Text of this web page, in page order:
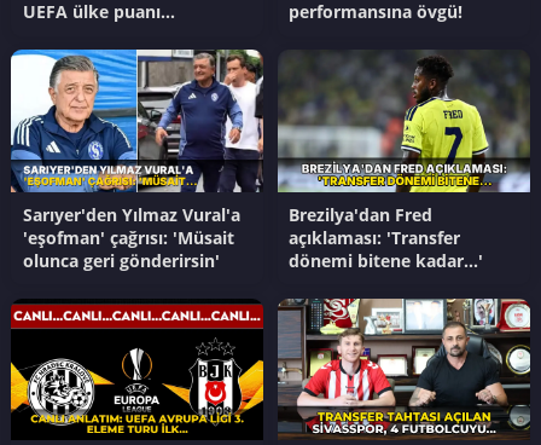
UEFA ülke puanı
performansına övgü!
Sarıyer'den Yılmaz Vural'a
'eşofman' çağrısı: 'Müsait
olunca geri gönderirsin'
Brezilya'dan Fred
açıklaması: 'Transfer
dönemi bitene kadar...'